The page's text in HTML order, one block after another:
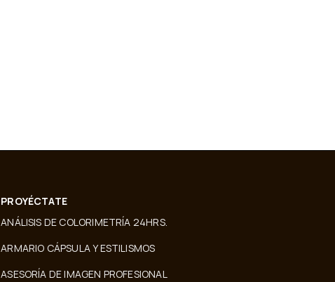
PROYÉCTATE
ANÁLISIS DE COLORIMETRÍA 24HRS.
ARMARIO CÁPSULA Y ESTILISMOS
ASESORÍA DE IMAGEN PROFESIONAL